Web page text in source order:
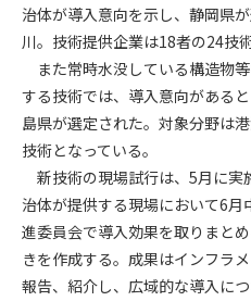
治体が導入意向を示し、静岡県
川。技術提供企業は18者の24技
また常時水没している構造物
する技術では、導入意向がある
島県が選定された。対象分野は
技術となっている。
新技術の現場試行は、5月に実
治体が提供する現場において6
進委員会で導入効果を取りまと
きを作成する。成果はインフラ
報告、紹介し、広域的な導入につ
ちに全ての会員が了承したもの
第4条（会員審査および資格の
会員とは、本規約を承諾の上、
後、管理者がこれを承認した者
第4条（会員の定義と登録）
1. 管理者は前条により審査の結
の何れかの項目に該当するこ
員としての権限を承認しない
(1) 会員申し込みをした者が実
(2) 本規約に違反した場合/li>